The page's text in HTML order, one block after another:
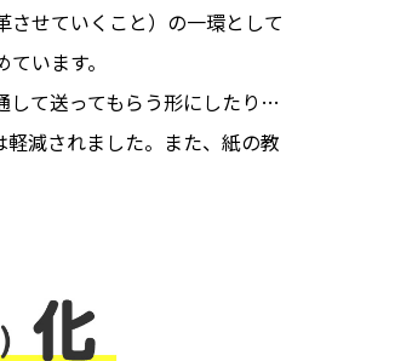
せていくこと）の一環として
います。
して送ってもらう形にしたり…
減されました。また、紙の教